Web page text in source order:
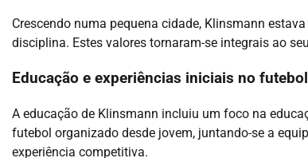
Crescendo numa pequena cidade, Klinsmann
disciplina. Estes valores tornaram-se integrais ao
Educação e experiências iniciais no futebol
A educação de Klinsmann incluiu um foco na
futebol organizado desde jovem, juntando-se a
experiência competitiva.